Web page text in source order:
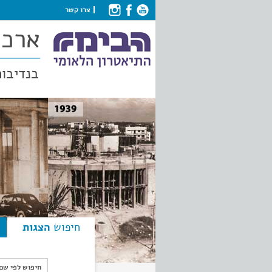
צרו קשר
חיפוש הצגות
חיפוש לפי